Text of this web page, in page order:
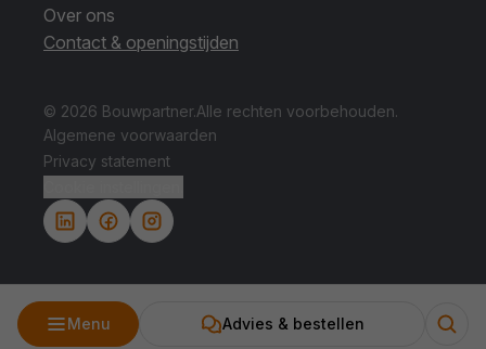
Menu Advies & bestellen
Over ons
Contact & openingstijden
© 2026 Bouwpartner.Alle rechten voorbehouden.
Algemene voorwaarden
Privacy statement